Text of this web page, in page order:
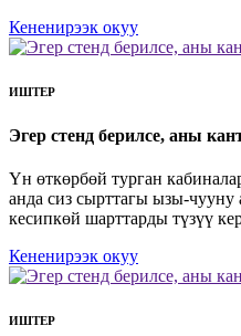
Кененирээк окуу
ИШТЕР
Эгер стенд берилсе, аны
Үн өткөрбөй турган
анда сиз сырттагы ызы-чууну
кесипкөй шарттарды түзүү
Кененирээк окуу
ИШТЕР